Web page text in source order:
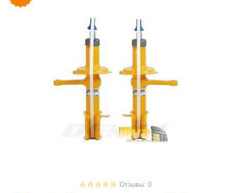
Отзывы: 0